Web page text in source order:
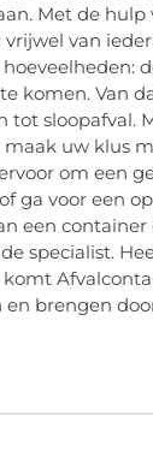
Met de
van ieder
komen. Van
tot sloopafval.
uw klus
om een
ga voor een
een
specialist.
brengen